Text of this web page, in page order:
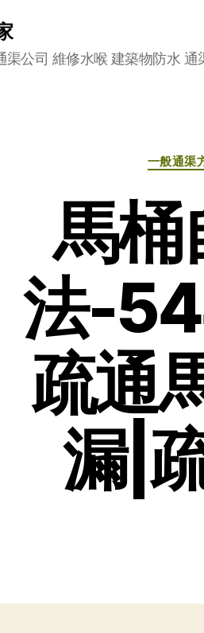
渠公司 維修水喉 建築物防水
一般通渠
馬桶
法-
疏通
漏|